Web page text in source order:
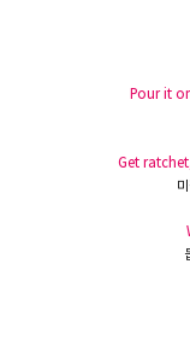
Pour it
Get